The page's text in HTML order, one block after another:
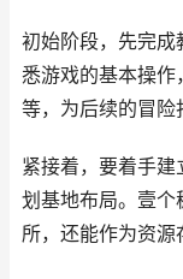
初始阶段，先完成
悉游戏的基本操作
等，为后续的冒险
紧接着，要着手
划基地布局。壹个
所，还能作为资源